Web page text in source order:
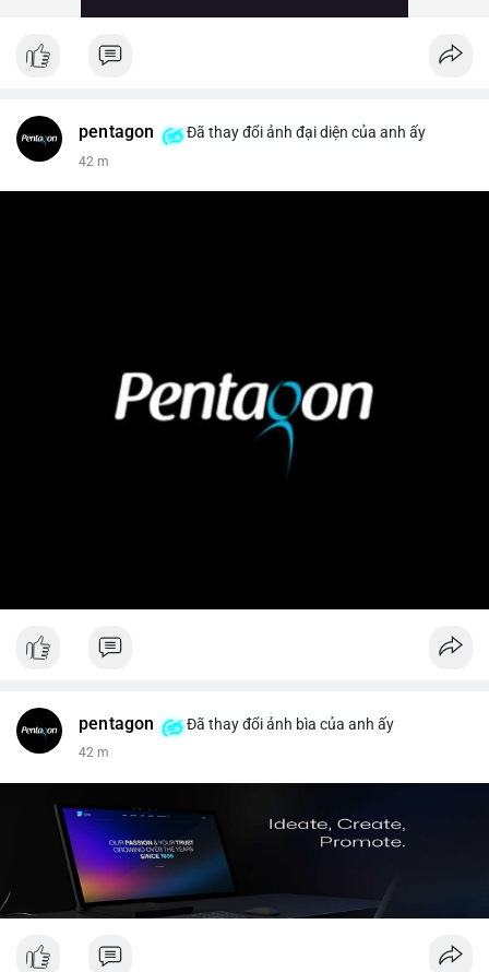
pentagon Đã thay đổi ảnh đại diện của anh ấy
42 m
pentagon Đã thay đổi ảnh bìa của anh ấy
42 m